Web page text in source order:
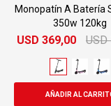
Monopatín A Batería
350w 120kg
USD 369,00 USD